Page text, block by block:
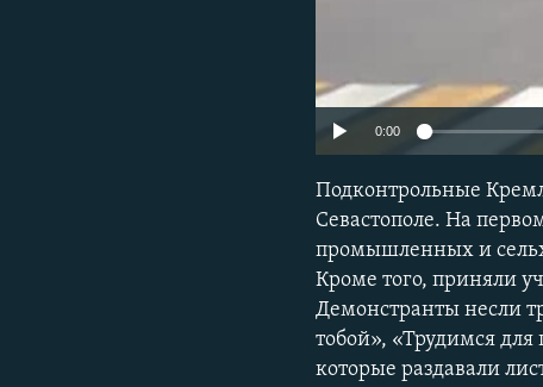
0:00
Подконтрольные
Севастополе. На
промышленных и
Кроме того, приняли
Демонстранты несли
тобой», «Трудимся
которые раздавали